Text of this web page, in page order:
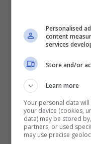
rende il
Personalised
content
services
Store and/or
Learn more
Your personal data
your device (cookies,
data) may be stored
partners, or used
may use precise